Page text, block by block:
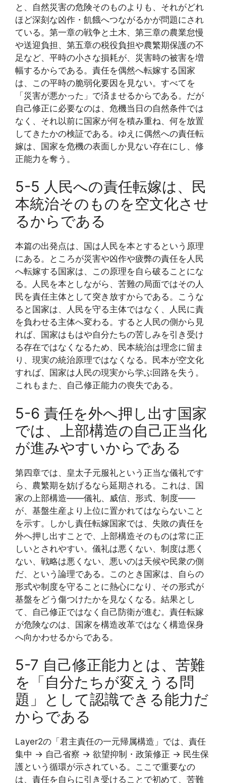
と、自然災害の危険そのものよりも、それがどれ
ほど深刻な凶作・飢餓へつながるかが問題にされ
ている。第一章の戦争と土木、第三章の農業怠慢
や送迎負担、第五章の税役負担や農繁期保護の不
足など、平時の小さな損耗が、災害時の被害を増
幅するからである。責任を偶然へ転嫁する国家
は、この平時の脆弱化要因を見ない。すべてを
「災害が悪かった」で済ませるからである。だが
自己修正に必要なのは、危機当日の自然条件では
なく、それ以前に国家が何を積み重ね、何を放置
してきたかの検証である。ゆえに偶然への責任転
嫁は、国家を危機の表面しか見ない存在にし、修
正能力を奪う。
5-5 人民への責任転嫁は、民
本統治そのものを空文化させ
るからである
本篇の出発点は、国は人民を本とするという原理
にある。ところが災害や凶作や疲弊の責任を人民
へ転嫁する国家は、この原理を自ら破ることにな
る。人民を本としながら、苦難の局面ではその人
民を責任主体として突き放すからである。こうな
ると国家は、人民を守る主体ではなく、人民に責
を負わせる主体へ変わる。すると人民の側から見
れば、国家はもはや自分たちの苦しみを引き受け
る存在ではなくなるため、民本統治は理念に留ま
り、現実の統治原理ではなくなる。民本が空文化
すれば、国家は人民の現実から学ぶ回路を失う。
これもまた、自己修正能力の喪失である。
5-6 責任を外へ押し出す国家
では、上部構造の自己正当化
が進みやすいからである
第四章では、皇太子元服礼という正当な儀礼です
ら、農繁期を妨げるなら延期される。これは、国
家の上部構造――儀礼、威信、形式、制度――
が、基盤生産より上位に置かれてはならないこと
を示す。しかし責任転嫁国家では、失敗の責任を
外へ押し出すことで、上部構造そのものは常に正
しいとされやすい。儀礼は悪くない、制度は悪く
ない、戦略は悪くない、悪いのは天候や民衆の側
だ、という論理である。このとき国家は、自らの
形式や制度を守ることに熱心になり、その形式が
基盤をどう傷つけたかを見なくなる。結果とし
て、自己修正ではなく自己防衛が進む。責任転嫁
が危険なのは、国家を構造改革ではなく構造保身
へ向かわせるからである。
5-7 自己修正能力とは、苦難
を「自分たちが変えうる問
題」として認識できる能力だ
からである
Layer2の「君主責任の一元帰属構造」では、責任
集中 → 自己省察 → 欲望抑制・政策修正 → 民生保
護という循環が示されている。ここで重要なの
は、責任を自らに引き受けることで初めて、苦難